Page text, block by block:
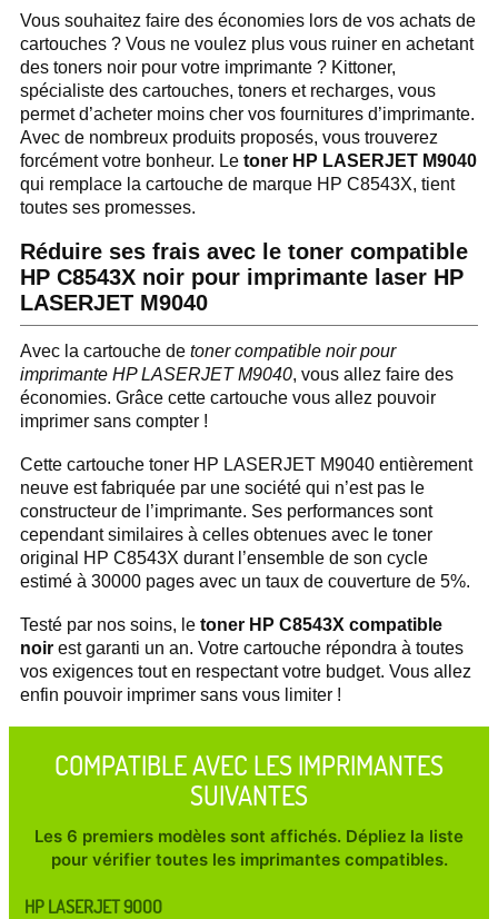
Vous souhaitez faire des économies lors de vos achats de
cartouches ? Vous ne voulez plus vous ruiner en achetant
des toners noir pour votre imprimante ? Kittoner,
spécialiste des cartouches, toners et recharges, vous
permet d’acheter moins cher vos fournitures d’imprimante.
Avec de nombreux produits proposés, vous trouverez
forcément votre bonheur. Le toner HP LASERJET M9040
qui remplace la cartouche de marque HP C8543X, tient
toutes ses promesses.
Réduire ses frais avec le toner compatible
HP C8543X noir pour imprimante laser HP
LASERJET M9040
Avec la cartouche de toner compatible noir pour
imprimante HP LASERJET M9040, vous allez faire des
économies. Grâce cette cartouche vous allez pouvoir
imprimer sans compter !
Cette cartouche toner HP LASERJET M9040 entièrement
neuve est fabriquée par une société qui n’est pas le
constructeur de l’imprimante. Ses performances sont
cependant similaires à celles obtenues avec le toner
original HP C8543X durant l’ensemble de son cycle
estimé à 30000 pages avec un taux de couverture de 5%.
Testé par nos soins, le toner HP C8543X compatible
noir est garanti un an. Votre cartouche répondra à toutes
vos exigences tout en respectant votre budget. Vous allez
enfin pouvoir imprimer sans vous limiter !
COMPATIBLE AVEC LES IMPRIMANTES
SUIVANTES
Les 6 premiers modèles sont affichés. Dépliez la liste
pour vérifier toutes les imprimantes compatibles.
HP LASERJET 9000